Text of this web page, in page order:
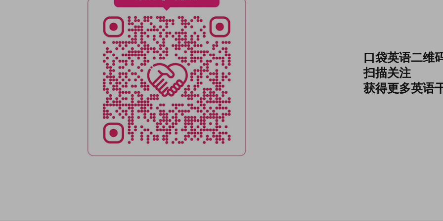
口袋英语二维
扫描关注
获得更多英语